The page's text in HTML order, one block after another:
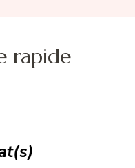
rapide